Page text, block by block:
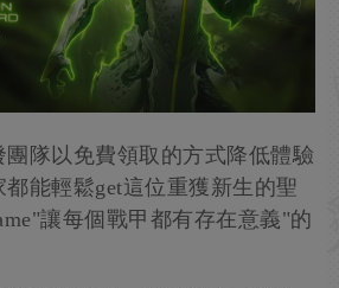
隊以免費領取的方式降低體驗
能輕鬆get這位重獲新生的聖
讓每個戰甲都有存在意義"的